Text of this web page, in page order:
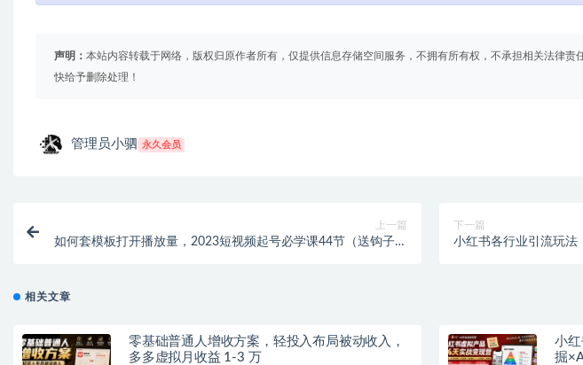
声明： 本站内容转载于网络，版权归原作者所有，仅提供信息存储空间服务，不拥有所有权，不承担相关法律责
快给予删除处理！
管理员小驷 永久会员
上一篇
如何套模板打开播放量，2023短视频起号必学课44节（送钩子模
下一篇
小红书各行业引流玩法
相关文章
零基础普通人增收方案，轻投入布局被动收入，
多多虚拟月收益 1-3 万
小
掘